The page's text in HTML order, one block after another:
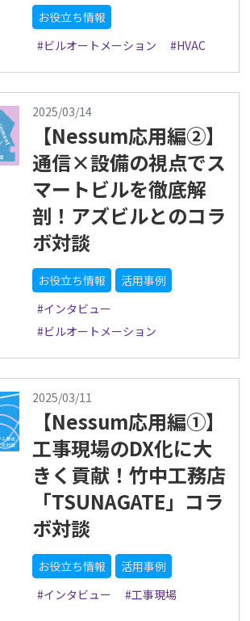
お役立ち情報
#ビルオートメーション
#HVAC
2025/03/14
【Nessum応用編②】
通信×設備の視点でス
マートビルを徹底解
剖！アズビルとのコラ
ボ対談
お役立ち情報
活用事例
#インタビュー
#ビルオートメーション
2025/03/11
【Nessum応用編①】
工事現場のDX化に大
きく貢献！竹中工務店
「TSUNAGATE」コラ
ボ対談
お役立ち情報
活用事例
#インタビュー
#工事現場